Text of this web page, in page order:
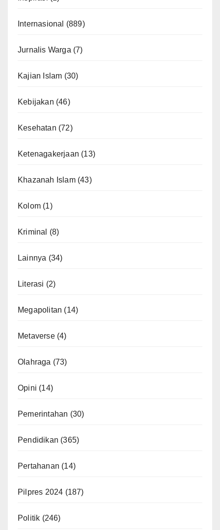
Internasional (889)
Jurnalis Warga (7)
Kajian Islam (30)
Kebijakan (46)
Kesehatan (72)
Ketenagakerjaan (13)
Khazanah Islam(43)
Kolom (1)
Kriminal (8)
Lainnya (34)
Literasi (2)
Megapolitan (14)
Metaverse(4)
Olahraga (73)
Opini (14)
Pemerintahan (30)
Pendidikan (365)
Pertahanan (14)
Pilpres 2024 (187)
Politik (246)